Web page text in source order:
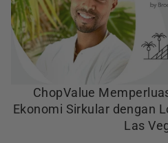
ChopValue
Ekonomi Sirkular dengan
Las